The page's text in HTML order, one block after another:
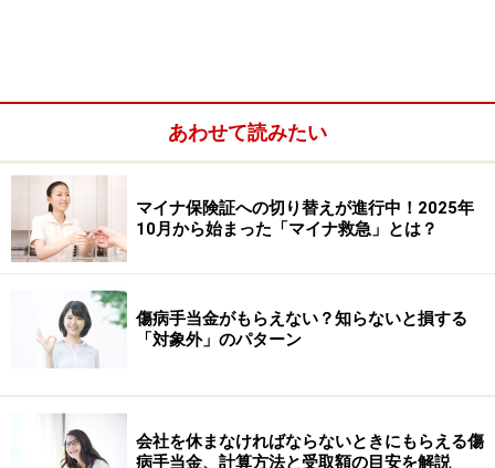
■遺族厚生年金
会社員または老齢年金の受給資格を満たして死亡した被
保険者のの年収850万未満の配偶者に対して、遺族基礎
年金の上乗せとして支給されます。
妻には所得制限だけで年齢要件がありませんが、夫に
は、年齢要件があります。妻が死亡時55歳以上で年収
850万未満の夫に60歳から支給されます。
夫に対てが厳しいと言えます。若いパパは遺族厚生年金
を受け取れないのです。
あわせて読みたい
マイナ保険証への切り替えが進行中！2025年
10月から始まった「マイナ救急」とは？
傷病手当金がもらえない？知らないと損する
「対象外」のパターン
会社を休まなければならないときにもらえる傷
病手当金、計算方法と受取額の目安を解説